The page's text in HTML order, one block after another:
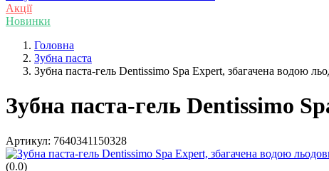
Акції
Новинки
Головна
Зубна паста
Зубна паста-гель Dentissimo Spa Expert, збагачена водою
Зубна паста-гель Dentissimo
Артикул: 7640341150328
(0.0)